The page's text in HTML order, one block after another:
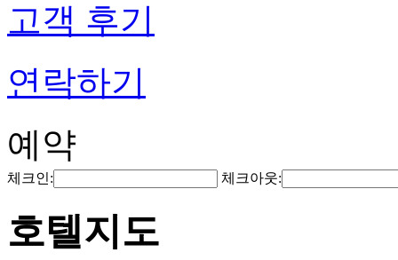
고객 후기
연락하기
예약
체크인: 체크아웃:
호텔지도